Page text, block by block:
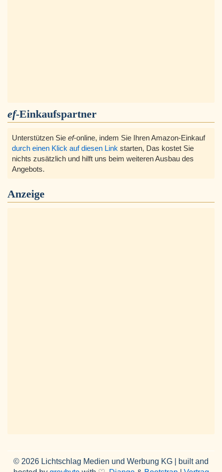
ef-Einkaufspartner
Unterstützen Sie ef-online, indem Sie Ihren Amazon-Einkauf
durch einen Klick auf diesen Link starten, Das kostet Sie
nichts zusätzlich und hilft uns beim weiteren Ausbau des
Angebots.
Anzeige
© 2026 Lichtschlag Medien und Werbung KG | built and